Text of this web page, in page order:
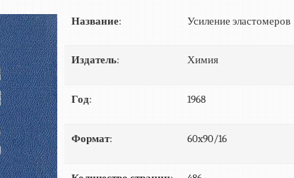
Название: Усиление эластомеров
Издатель: Химия
Год: 1968
Формат: 60x90/16